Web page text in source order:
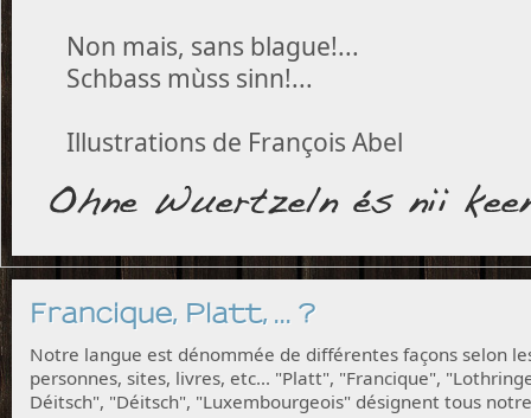
Non mais, sans blague!...
Schbass mùss sinn!...
Illustrations de François Abel
Francique, Platt, ... ?
Notre langue est dénommée de différentes façons selon
personnes, sites, livres, etc... "Platt", "Francique",
Déitsch", "Déitsch", "Luxembourgeois" désignent tous notre